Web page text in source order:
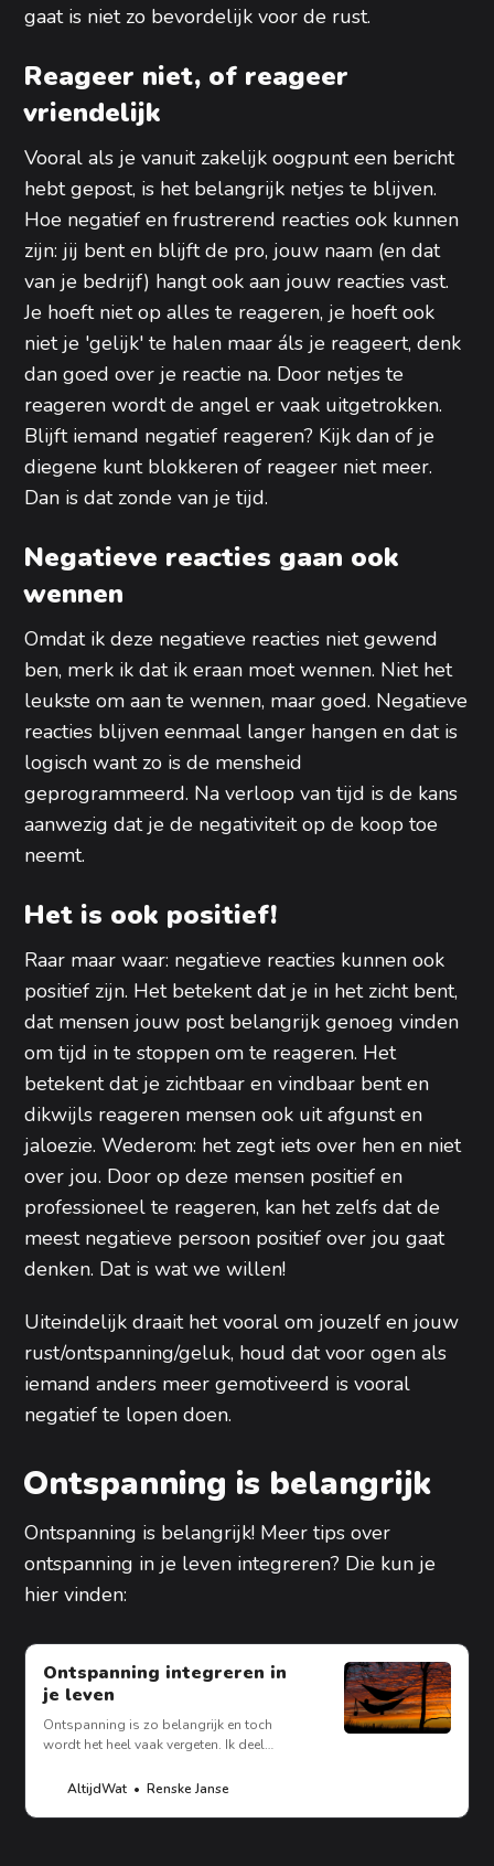
gaat is niet zo bevordelijk voor de rust.
Reageer niet, of reageer
vriendelijk
Vooral als je vanuit zakelijk oogpunt een bericht
hebt gepost, is het belangrijk netjes te blijven.
Hoe negatief en frustrerend reacties ook kunnen
zijn: jij bent en blijft de pro, jouw naam (en dat
van je bedrijf) hangt ook aan jouw reacties vast.
Je hoeft niet op alles te reageren, je hoeft ook
niet je 'gelijk' te halen maar áls je reageert, denk
dan goed over je reactie na. Door netjes te
reageren wordt de angel er vaak uitgetrokken.
Blijft iemand negatief reageren? Kijk dan of je
diegene kunt blokkeren of reageer niet meer.
Dan is dat zonde van je tijd.
Negatieve reacties gaan ook
wennen
Omdat ik deze negatieve reacties niet gewend
ben, merk ik dat ik eraan moet wennen. Niet het
leukste om aan te wennen, maar goed. Negatieve
reacties blijven eenmaal langer hangen en dat is
logisch want zo is de mensheid
geprogrammeerd. Na verloop van tijd is de kans
aanwezig dat je de negativiteit op de koop toe
neemt.
Het is ook positief!
Raar maar waar: negatieve reacties kunnen ook
positief zijn. Het betekent dat je in het zicht bent,
dat mensen jouw post belangrijk genoeg vinden
om tijd in te stoppen om te reageren. Het
betekent dat je zichtbaar en vindbaar bent en
dikwijls reageren mensen ook uit afgunst en
jaloezie. Wederom: het zegt iets over hen en niet
over jou. Door op deze mensen positief en
professioneel te reageren, kan het zelfs dat de
meest negatieve persoon positief over jou gaat
denken. Dat is wat we willen!
Uiteindelijk draait het vooral om jouzelf en jouw
rust/ontspanning/geluk, houd dat voor ogen als
iemand anders meer gemotiveerd is vooral
negatief te lopen doen.
Ontspanning is belangrijk
Ontspanning is belangrijk! Meer tips over
ontspanning in je leven integreren? Die kun je
hier vinden:
Ontspanning integreren in
je leven
Ontspanning is zo belangrijk en toch
wordt het heel vaak vergeten. Ik deel
integreren in je leven.
AltijdWat Renske Janse